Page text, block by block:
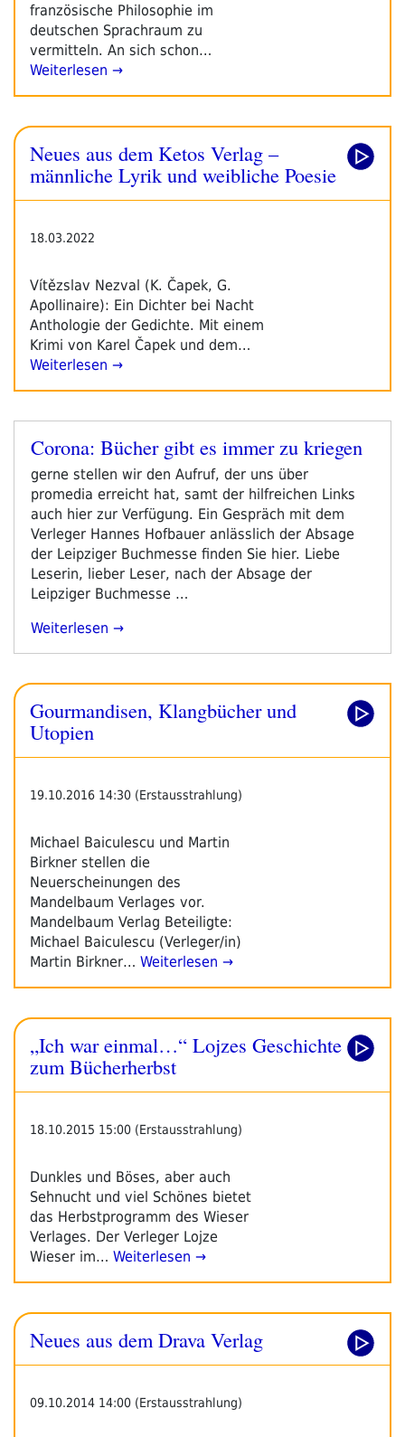
französische Philosophie im
deutschen Sprachraum zu
vermitteln. An sich schon…
Weiterlesen →
Neues aus dem Ketos Verlag –
männliche Lyrik und weibliche Poesie
18.03.2022
Vítězslav Nezval (K. Čapek, G.
Apollinaire): Ein Dichter bei Nacht
Anthologie der Gedichte. Mit einem
Krimi von Karel Čapek und dem…
Weiterlesen →
Veröffentlicht
Corona: Bücher gibt es immer zu kriegen
gerne stellen wir den Aufruf, der uns über
promedia erreicht hat, samt der hilfreichen Links
auch hier zur Verfügung. Ein Gespräch mit dem
Verleger Hannes Hofbauer anlässlich der Absage
der Leipziger Buchmesse finden Sie hier. Liebe
Leserin, lieber Leser, nach der Absage der
Leipziger Buchmesse …
„Corona:
Es
Immer
Zu
Kriegen“
Weiterlesen
Gourmandisen, Klangbücher und
Utopien
19.10.2016 14:30 (Erstausstrahlung)
Michael Baiculescu und Martin
Birkner stellen die
Neuerscheinungen des
Mandelbaum Verlages vor.
Mandelbaum Verlag Beteiligte:
Michael Baiculescu (Verleger/in)
Martin Birkner… Weiterlesen →
„Ich war einmal…“ Lojzes Geschichte
zum Bücherherbst
18.10.2015 15:00 (Erstausstrahlung)
Dunkles und Böses, aber auch
Sehnucht und viel Schönes bietet
das Herbstprogramm des Wieser
Verlages. Der Verleger Lojze
Wieser im… Weiterlesen →
Neues aus dem Drava Verlag
09.10.2014 14:00 (Erstausstrahlung)